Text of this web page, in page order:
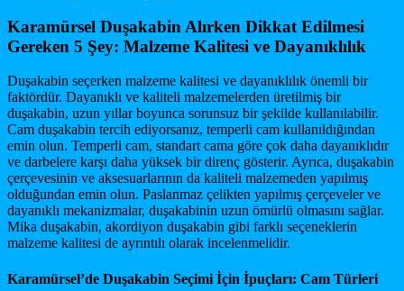
Karamürsel Duşakabin Alırken Dikkat Edilmesi
Gereken 5 Şey: Malzeme Kalitesi ve Dayanıklılık
Duşakabin seçerken malzeme kalitesi ve dayanıklılık önemli bir
faktördür. Dayanıklı ve kaliteli malzemelerden üretilmiş bir
duşakabin, uzun yıllar boyunca sorunsuz bir şekilde kullanılabilir.
Cam duşakabin tercih ediyorsanız, temperli cam kullanıldığından
emin olun. Temperli cam, standart cama göre çok daha dayanıklıdır
ve darbelere karşı daha yüksek bir direnç gösterir. Ayrıca, duşakabin
çerçevesinin ve aksesuarlarının da kaliteli malzemeden yapılmış
olduğundan emin olun. Paslanmaz çelikten yapılmış çerçeveler ve
dayanıklı mekanizmalar, duşakabinin uzun ömürlü olmasını sağlar.
Mika duşakabin, akordiyon duşakabin gibi farklı seçeneklerin
malzeme kalitesi de ayrıntılı olarak incelenmelidir.
Karamürsel’de Duşakabin Seçimi İçin İpuçları: Cam Türleri